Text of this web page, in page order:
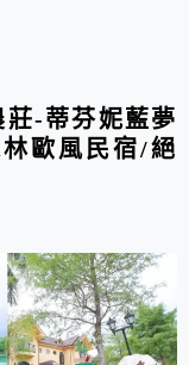
-蒂芬妮藍夢
歐風民宿/絕